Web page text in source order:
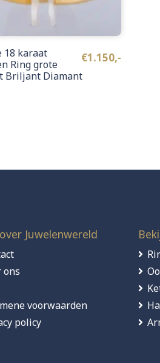
€1.150,-
18 karaat
Ring grote
Briljant Diamant
Juwelenwereld
ons
voorwaarden
policy